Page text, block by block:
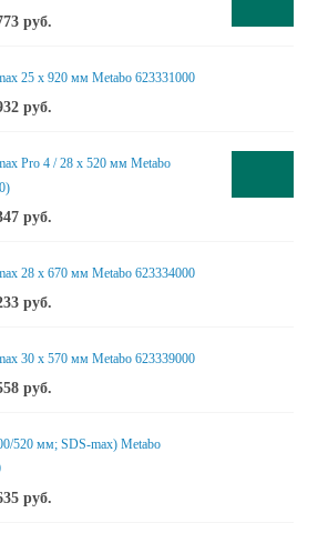
руб.
25 x 920 мм Metabo 623331000
руб.
Pro 4 / 28 x 520 мм Metabo
руб.
28 x 670 мм Metabo 623334000
руб.
30 x 570 мм Metabo 623339000
руб.
520 мм; SDS-max) Metabo
руб.